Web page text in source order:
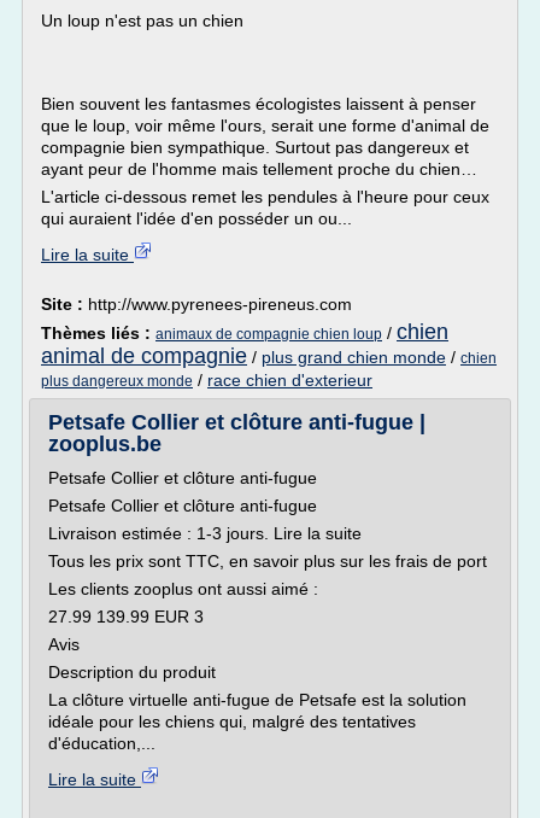
Un loup n'est pas un chien
Bien souvent les fantasmes écologistes laissent à penser
que le loup, voir même l'ours, serait une forme d'animal de
compagnie bien sympathique. Surtout pas dangereux et
ayant peur de l'homme mais tellement proche du chien…
L'article ci-dessous remet les pendules à l'heure pour ceux
qui auraient l'idée d'en posséder un ou...
Lire la suite
Site : http://www.pyrenees-pireneus.com
Thèmes liés : animaux de compagnie chien loup / chien
animal de compagnie / plus grand chien monde / chien
plus dangereux monde / race chien d'exterieur
Petsafe Collier et clôture anti-fugue |
zooplus.be
Petsafe Collier et clôture anti-fugue
Petsafe Collier et clôture anti-fugue
Livraison estimée : 1-3 jours. Lire la suite
Tous les prix sont TTC, en savoir plus sur les frais de port
Les clients zooplus ont aussi aimé :
27.99 139.99 EUR 3
Avis
Description du produit
La clôture virtuelle anti-fugue de Petsafe est la solution
idéale pour les chiens qui, malgré des tentatives
d'éducation,...
Lire la suite